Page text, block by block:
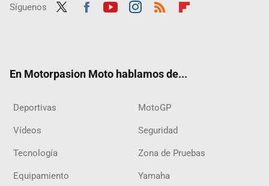
Síguenos
En Motorpasion Moto hablamos de...
Deportivas MotoGP
Vídeos Seguridad
Tecnología Zona de Pruebas
Equipamiento Yamaha